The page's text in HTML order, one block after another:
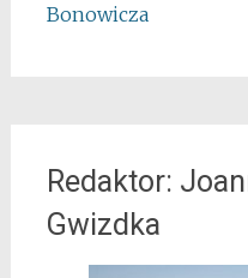
Bonowicza
Redaktor:
Gwizdka